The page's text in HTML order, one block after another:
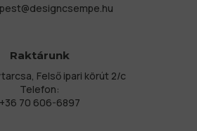
pest@designcsempe.hu
Raktárunk
Felső ipari körút 2/c
Telefon:
+36 70 606-6897